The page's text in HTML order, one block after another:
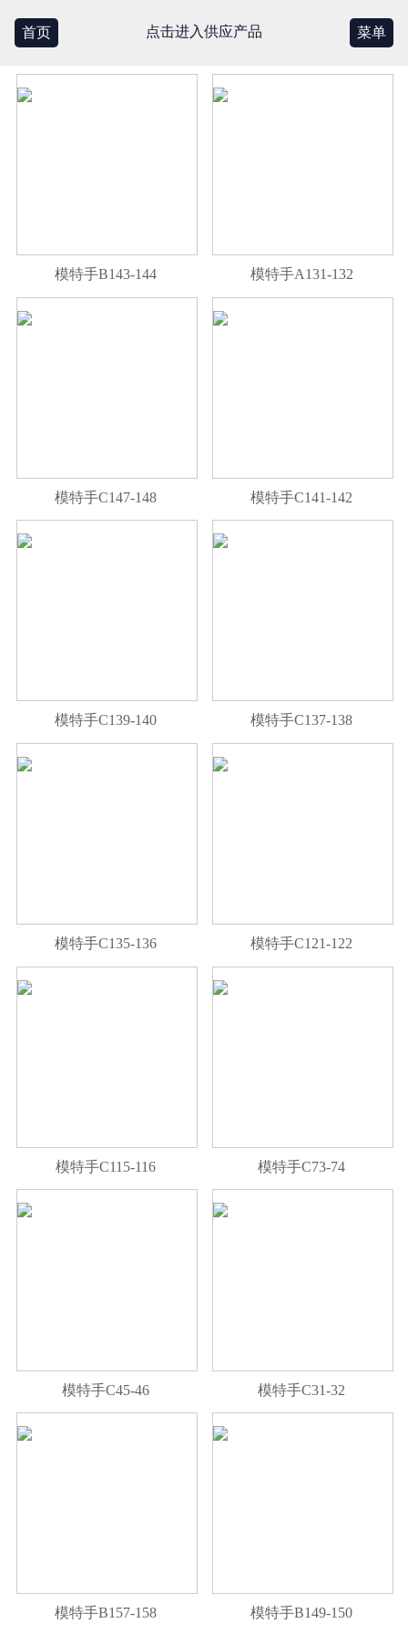
首页 点击进入供应产品 菜单
模特手B143-144 模特手A131-132
模特手C147-148 模特手C141-142
模特手C139-140 模特手C137-138
模特手C135-136 模特手C121-122
模特手C115-116 模特手C73-74
模特手C45-46 模特手C31-32
模特手B157-158 模特手B149-150